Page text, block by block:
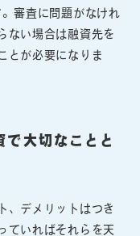
審査に問題がなけれ
ない場合は融資先を
とが必要になりま
で大切なことと
、デメリットはつき
ていればそれらを天